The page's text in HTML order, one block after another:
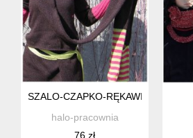
SZALO-CZAPKO-RĘKAWICZKI
halo-pracownia
76 zł